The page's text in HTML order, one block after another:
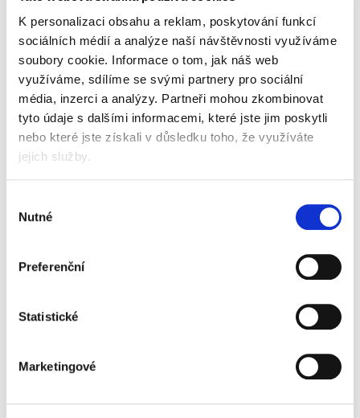
K personalizaci obsahu a reklam, poskytování funkcí
sociálních médií a analýze naší návštěvnosti využíváme
soubory cookie. Informace o tom, jak náš web
využíváme, sdílíme se svými partnery pro sociální
média, inzerci a analýzy. Partneři mohou zkombinovat
tyto údaje s dalšími informacemi, které jste jim poskytli
nebo které jste získali v důsledku toho, že využíváte
jejich služby.
souhlasu
Nutné
Preferenční
Statistické
Marketingové
574,75 Kč vč. DPH
Koupit
Skladem
Prostředek dezinfekční Lavon,
postřikový, bez chlóru, 5 l
219 Kč
Skladem